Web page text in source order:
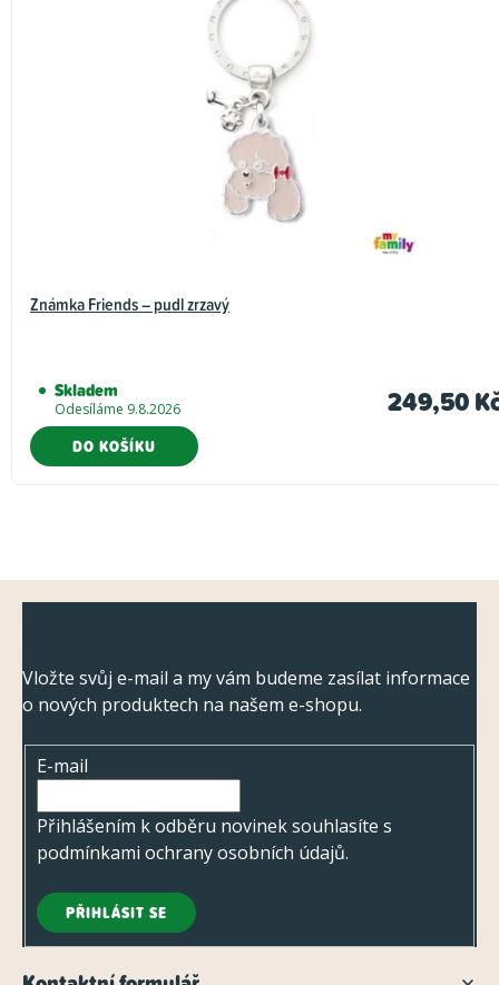
Známka Friends – pudl zrzavý
Skladem
Odesíláme 9.8.2026 249,50
DO KOŠÍKU
Vložte svůj e-mail a my vám budeme zasílat informace
o nových produktech na našem e-shopu.
E-mail
Přihlášením k odběru novinek souhlasíte s
podmínkami ochrany osobních údajů.
PŘIHLÁSIT SE